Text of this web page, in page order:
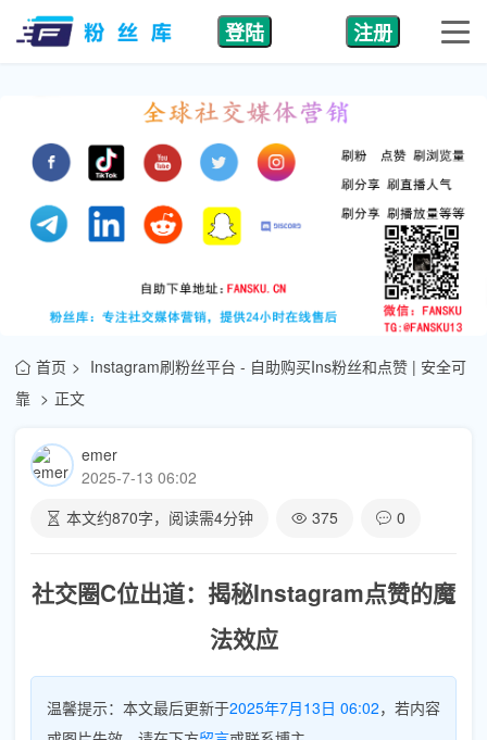
登陆 注册
首页
Instagram刷粉丝平台 - 自助购买Ins粉丝和点赞 | 安全可
靠
正文
emer
2025-7-13 06:02
本文约870字，阅读需4分钟 375 0
社交圈C位出道：揭秘Instagram点赞的魔
法效应
温馨提示：本文最后更新于2025年7月13日 06:02，若内容